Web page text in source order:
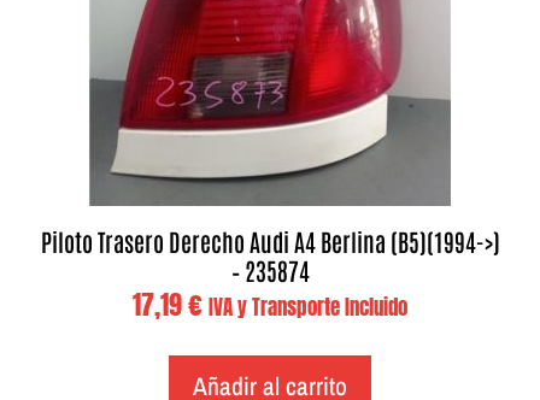
Piloto Trasero Derecho Audi A4 Berlina (B5)(1994->)
– 235874
17,19€ IVA y Transporte Incluido
Añadir al carrito